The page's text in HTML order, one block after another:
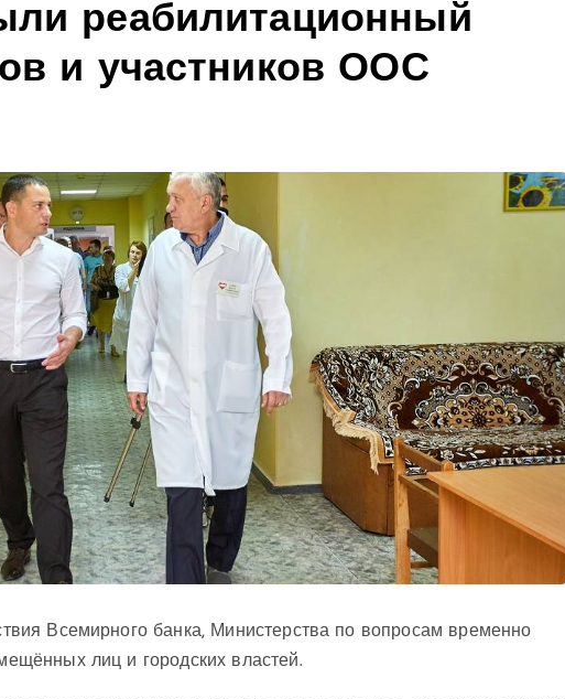
реабилитационный
и участников ООС
Всемирного банка, Министерства по вопросам временно
лиц и городских властей.